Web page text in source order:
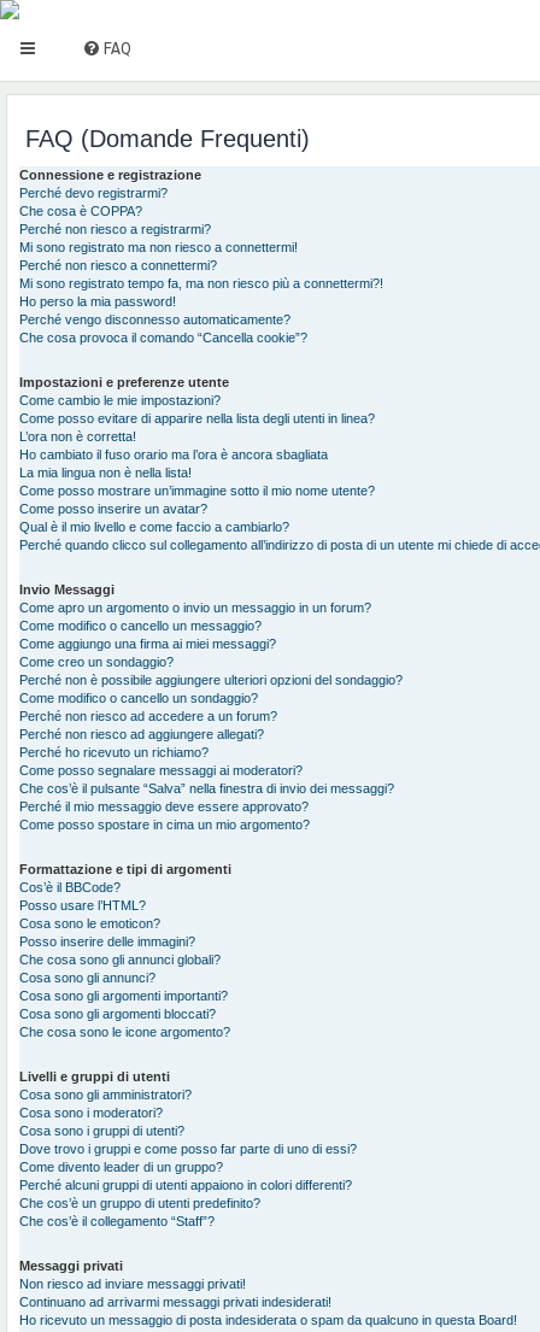
FAQ
FAQ (Domande Frequenti)
Connessione e registrazione
Perché devo registrarmi?
Che cosa è COPPA?
Perché non riesco a registrarmi?
Mi sono registrato ma non riesco a connettermi!
Perché non riesco a connettermi?
Mi sono registrato tempo fa, ma non riesco più a connettermi?!
Ho perso la mia password!
Perché vengo disconnesso automaticamente?
Che cosa provoca il comando “Cancella cookie”?
Impostazioni e preferenze utente
Come cambio le mie impostazioni?
Come posso evitare di apparire nella lista degli utenti in linea?
L’ora non è corretta!
Ho cambiato il fuso orario ma l’ora è ancora sbagliata
La mia lingua non è nella lista!
Come posso mostrare un’immagine sotto il mio nome utente?
Come posso inserire un avatar?
Qual è il mio livello e come faccio a cambiarlo?
Perché quando clicco sul collegamento all’indirizzo di posta di un utente mi chiede di
Invio Messaggi
Come apro un argomento o invio un messaggio in un forum?
Come modifico o cancello un messaggio?
Come aggiungo una firma ai miei messaggi?
Come creo un sondaggio?
Perché non è possibile aggiungere ulteriori opzioni del sondaggio?
Come modifico o cancello un sondaggio?
Perché non riesco ad accedere a un forum?
Perché non riesco ad aggiungere allegati?
Perché ho ricevuto un richiamo?
Come posso segnalare messaggi ai moderatori?
Che cos’è il pulsante “Salva” nella finestra di invio dei messaggi?
Perché il mio messaggio deve essere approvato?
Come posso spostare in cima un mio argomento?
Formattazione e tipi di argomenti
Cos’è il BBCode?
Posso usare l’HTML?
Cosa sono le emoticon?
Posso inserire delle immagini?
Che cosa sono gli annunci globali?
Cosa sono gli annunci?
Cosa sono gli argomenti importanti?
Cosa sono gli argomenti bloccati?
Che cosa sono le icone argomento?
Livelli e gruppi di utenti
Cosa sono gli amministratori?
Cosa sono i moderatori?
Cosa sono i gruppi di utenti?
Dove trovo i gruppi e come posso far parte di uno di essi?
Come divento leader di un gruppo?
Perché alcuni gruppi di utenti appaiono in colori differenti?
Che cos’è un gruppo di utenti predefinito?
Che cos’è il collegamento “Staff”?
Messaggi privati
Non riesco ad inviare messaggi privati!
Continuano ad arrivarmi messaggi privati indesiderati!
Ho ricevuto un messaggio di posta indesiderata o spam da qualcuno in questa Board!